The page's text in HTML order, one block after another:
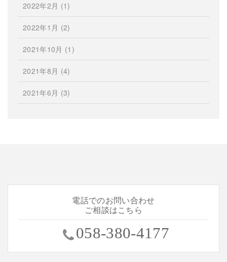
2022年2月 (1)
2022年1月 (2)
2021年10月 (1)
2021年8月 (4)
2021年6月 (3)
電話でのお問い合わせ
ご相談はこちら
058-380-4177